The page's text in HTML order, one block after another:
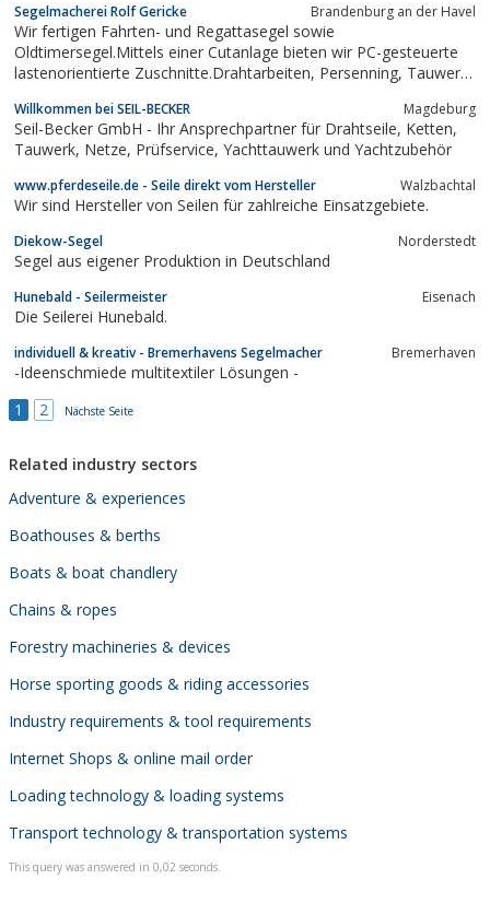
Segelmacherei Rolf Gericke Brandenburg an der Havel
Wir fertigen Fahrten- und Regattasegel sowie
Oldtimersegel.Mittels einer Cutanlage bieten wir PC-gesteuerte
lastenorientierte Zuschnitte.Drahtarbeiten, Persenning, Tauwerk
Willkommen bei SEIL-BECKER Magdeburg
Seil-Becker GmbH - Ihr Ansprechpartner für Drahtseile, Ketten,
Tauwerk, Netze, Prüfservice, Yachttauwerk und Yachtzubehör
www.pferdeseile.de - Seile direkt vom Hersteller Walzbachtal
Wir sind Hersteller von Seilen für zahlreiche Einsatzgebiete.
Diekow-Segel Norderstedt
Segel aus eigener Produktion in Deutschland
Hunebald - Seilermeister Eisenach
Die Seilerei Hunebald.
individuell & kreativ - Bremerhavens Segelmacher Bremerhaven
-Ideenschmiede multitextiler Lösungen -
1
2 Nächste Seite
Related industry sectors
Adventure & experiences
Boathouses & berths
Boats & boat chandlery
Chains & ropes
Forestry machineries & devices
Horse sporting goods & riding accessories
Industry requirements & tool requirements
Internet Shops & online mail order
Loading technology & loading systems
Transport technology & transportation systems
This query was answered in 0,02 seconds.